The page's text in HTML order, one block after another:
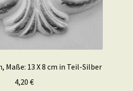
Maße: 13 X 8 cm in Teil-Silber
4,20 €